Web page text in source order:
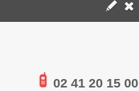
02 41 20 15 00